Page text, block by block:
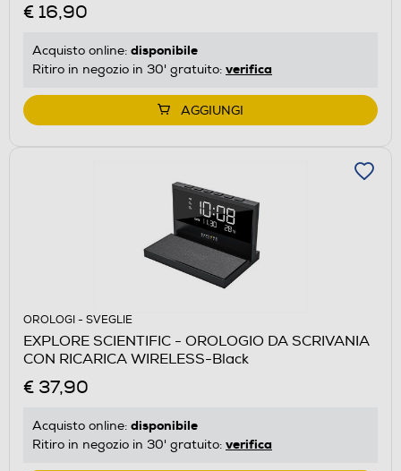
€ 16,90
Acquisto online: disponibile
Ritiro in negozio in 30' gratuito: verifica
AGGIUNGI
OROLOGI - SVEGLIE
EXPLORE SCIENTIFIC - OROLOGIO DA SCRIVANIA
CON RICARICA WIRELESS-Black
€ 37,90
Acquisto online: disponibile
Ritiro in negozio in 30' gratuito: verifica